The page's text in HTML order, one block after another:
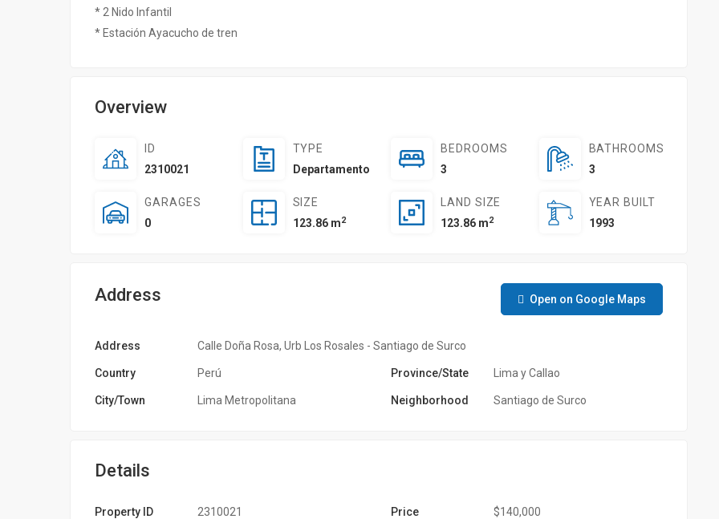
* 2 Nido Infantil
* Estación Ayacucho de tren
Overview
ID
2310021
TYPE
Departamento
BEDROOMS
3
BATHROOMS
3
GARAGES
0
SIZE
123.86 m2
LAND SIZE
123.86 m2
YEAR BUILT
1993
Address Open on Google Maps
Address Calle Doña Rosa, Urb Los Rosales - Santiago de Surco
Country Perú Province/State Lima y Callao
City/Town Lima Metropolitana Neighborhood Santiago de Surco
Details
Property ID 2310021 Price $140,000